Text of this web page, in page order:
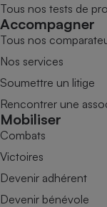
Tous nos tests de
Accompagner
Tous nos
Nos services
Soumettre un litige
Rencontrer une
Mobiliser
Combats
Victoires
Devenir adhérent
Devenir bénévole